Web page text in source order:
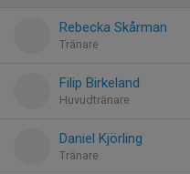
Rebecka Skårman
Tränare
Filip Birkeland
Huvudtränare
Daniel Kjörling
Tränare